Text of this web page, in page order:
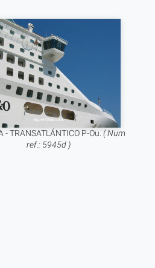
- TRANSATLÁNTICO P-Ou.( Num
ref.: 5945d )